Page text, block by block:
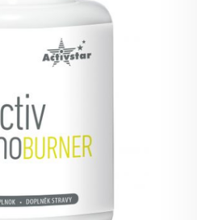
Łagodzi uczucie ciężkości i
wzdęcia.
Wspomaga metabolizm i